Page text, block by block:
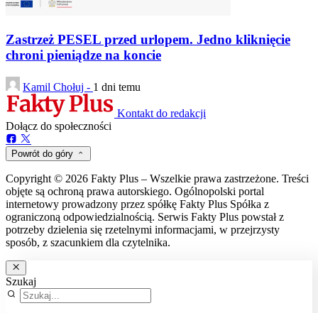
Zastrzeż PESEL przed urlopem. Jedno kliknięcie
chroni pieniądze na koncie
Kamil Chołuj - 1 dni temu
Kontakt do redakcji
Dołącz do społeczności
Powrót do góry
Copyright © 2026 Fakty Plus – Wszelkie prawa zastrzeżone. Treści
objęte są ochroną prawa autorskiego. Ogólnopolski portal
internetowy prowadzony przez spółkę Fakty Plus Spółka z
ograniczoną odpowiedzialnością. Serwis Fakty Plus powstał z
potrzeby dzielenia się rzetelnymi informacjami, w przejrzysty
sposób, z szacunkiem dla czytelnika.
Szukaj